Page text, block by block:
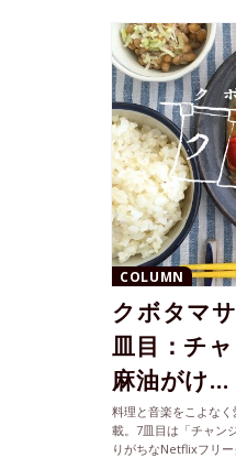
COLUMN
クボタマ
皿目：チ
麻油がけ...
料理と音楽をこよな
載。7皿目は「チャン
りがちなNetflixフリ